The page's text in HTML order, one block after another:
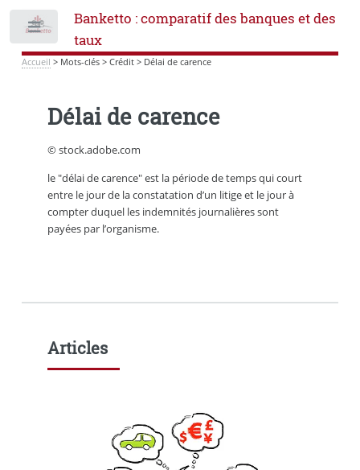
Banketto : comparatif des banques et des
taux
Accueil > Mots-clés> Crédit> Délai de carence
Délai de carence
© stock.adobe.com
le "délai de carence" est la période de temps qui court
entre le jour de la constatation d’un litige et le jour à
compter duquel les indemnités journalières sont
payées par l’organisme.
Articles